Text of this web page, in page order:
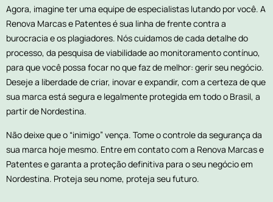
Agora, imagine ter uma equipe de especialistas lutando por você. A
Renova Marcas e Patentes é sua linha de frente contra a
burocracia e os plagiadores. Nós cuidamos de cada detalhe do
processo, da pesquisa de viabilidade ao monitoramento contínuo,
para que você possa focar no que faz de melhor: gerir seu negócio.
Deseje a liberdade de criar, inovar e expandir, com a certeza de que
sua marca está segura e legalmente protegida em todo o Brasil, a
partir de Nordestina.
Não deixe que o “inimigo” vença. Tome o controle da segurança da
sua marca hoje mesmo. Entre em contato com a Renova Marcas e
Patentes e garanta a proteção definitiva para o seu negócio em
Nordestina. Proteja seu nome, proteja seu futuro.